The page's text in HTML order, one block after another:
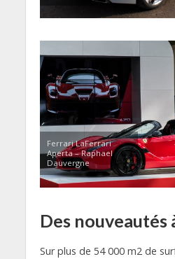
Ferrari LaFerrari
Aperta – Raphael
Dauvergne
Des nouveautés
Sur plus de 54 000 m2 de